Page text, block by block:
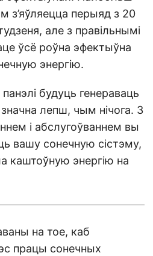
з’яўляецца перыяд з 20
але з правільнымі
ўсё роўна эфектыўна
энергію.
будуць генераваць
значна лепш, чым нічога. З
і абслугоўваннем вы
вашу сонечную сістэму,
каштоўную энергію на
на тое, каб
працы сонечных